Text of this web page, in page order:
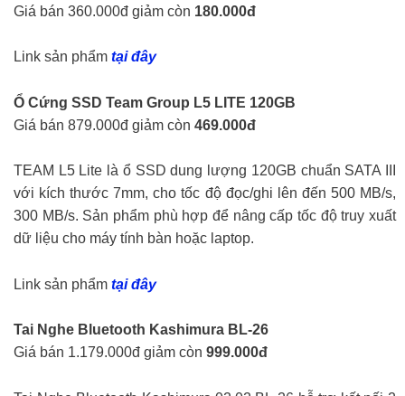
Giá bán 360.000đ giảm còn 180.000đ
Link sản phẩm tại đây
Ổ Cứng SSD Team Group L5 LITE 120GB
Giá bán 879.000đ giảm còn 469.000đ
TEAM L5 Lite là ổ SSD dung lượng 120GB chuẩn SATA III
với kích thước 7mm, cho tốc độ đọc/ghi lên đến 500 MB/s,
300 MB/s. Sản phẩm phù hợp để nâng cấp tốc độ truy xuất
dữ liệu cho máy tính bàn hoặc laptop.
Link sản phẩm tại đây
Tai Nghe Bluetooth Kashimura BL-26
Giá bán 1.179.000đ giảm còn 999.000đ